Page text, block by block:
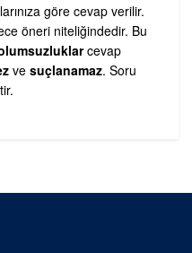
göre cevap verilir.
öneri niteliğindedir. Bu
cevap
ve suçlanamaz. Soru